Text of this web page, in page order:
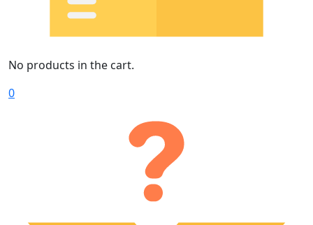
No products in the cart.
0